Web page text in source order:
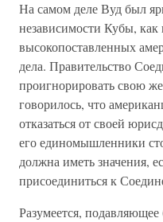
На самом деле Вуд был
независимости Кубы,
высокопоставленных
дела. Правительство
проигнорировать свою
говорилось, что
отказаться от своей
его единомышленники
должна иметь значения,
присоединиться к
Разумеется,